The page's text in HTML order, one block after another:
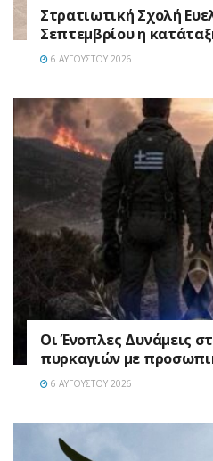
Στρατιωτική Σχολή
Σεπτεμβρίου η
6 ΑΥΓΟΎΣΤΟΥ 2026
Οι Ένοπλες Δυνάμεις
πυρκαγιών με
6 ΑΥΓΟΎΣΤΟΥ 2026